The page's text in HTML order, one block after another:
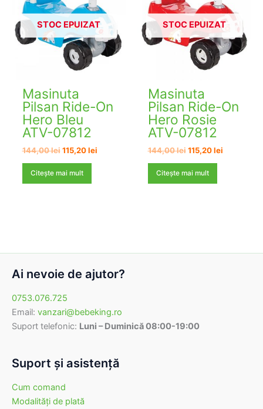
STOC EPUIZAT
Masinuta
Pilsan Ride-On
Hero Bleu
ATV-07812
144,00lei Prețul
a
115,20leiPrețul
Citește mai mult
STOC EPUIZAT
Masinuta
Pilsan Ride-On
Hero Rosie
ATV-07812
144,00lei Prețul
a
115,20leiPrețul
Citește mai mult
Ai nevoie de ajutor?
0753.076.725
Email: vanzari@bebeking.ro
Suport telefonic: Luni – Duminică 08:00-19:00
Suport şi asistenţă
Cum comand
Modalităţi de plată